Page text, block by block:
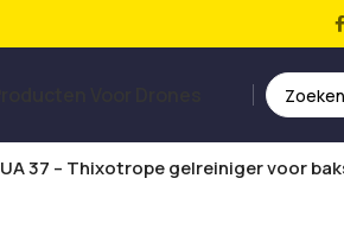
37 – Thixotrope gelreiniger voor